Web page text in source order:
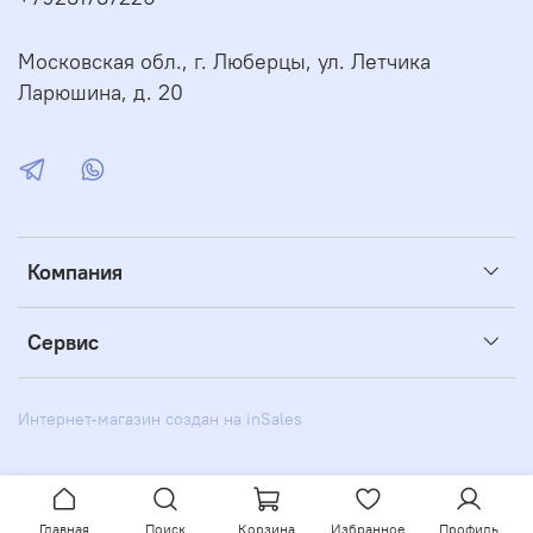
непереносимость компонентов продукта.
Срок годности:2 года.
Компания
Сервис
Московская обл., г. Люберцы, ул. Летчика
Ларюшина, д. 20
Интернет-магазин создан на inSales
Главная Поиск Корзина Избранное Профиль